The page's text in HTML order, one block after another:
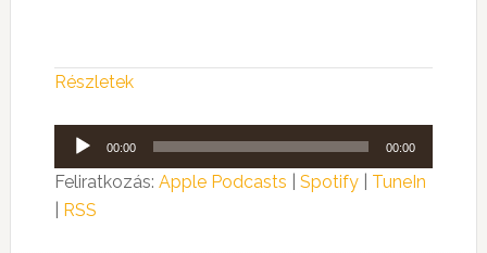
Részletek
Audió
lejátszó
00:00 00:00
Feliratkozás: Apple Podcasts Spotify| TuneIn
RSS